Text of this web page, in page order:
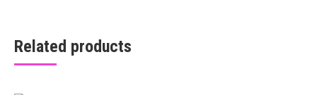
Related products